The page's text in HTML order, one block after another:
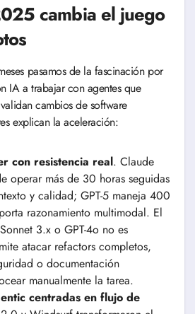
cambia el juego
pasamos de la fascinación por
IA a trabajar con agentes que
cambios de software
explican la aceleración:
con resistencia real. Claude
operar más de 30 horas seguidas
y calidad; GPT-5 maneja 400
razonamiento multimodal. El
3.x o GPT-4o no es
atacar refactors completos,
o documentación
manualmente la tarea.
centradas en flujo de